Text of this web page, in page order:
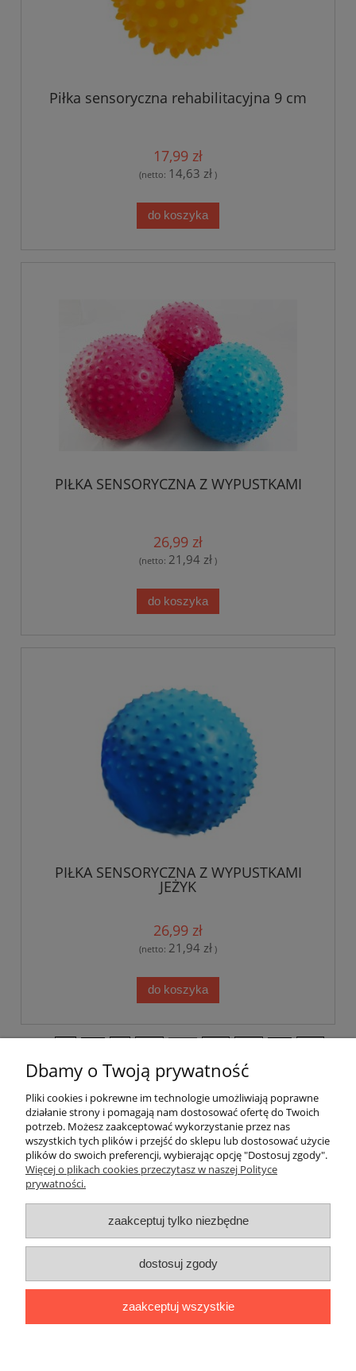
Piłka sensoryczna rehabilitacyjna 9 cm
17,99 zł
(netto: 14,63 zł )
do koszyka
PIŁKA SENSORYCZNA Z WYPUSTKAMI
26,99 zł
(netto: 21,94 zł )
do koszyka
PIŁKA SENSORYCZNA Z WYPUSTKAMI
JEŻYK
26,99 zł
(netto: 21,94 zł )
do koszyka
»
Pomoc
Dostawa
Gwarancja i zwroty
O firmie
|ul. Sienkiewicza 11 F|59-850 Świeradów
Zdrój|TELEFON:608 087 097|MAIL:
Dbamy o Twoją prywatność
Pliki cookies i pokrewne im technologie umożliwiają poprawne
działanie strony i pomagają nam dostosować ofertę do Twoich
potrzeb. Możesz zaakceptować wykorzystanie przez nas
wszystkich tych plików i przejść do sklepu lub dostosować użycie
plików do swoich preferencji, wybierając opcję "Dostosuj zgody".
Więcej o plikach cookies przeczytasz w naszej Polityce
prywatności.
zaakceptuj tylko niezbędne
dostosuj zgody
zaakceptuj wszystkie